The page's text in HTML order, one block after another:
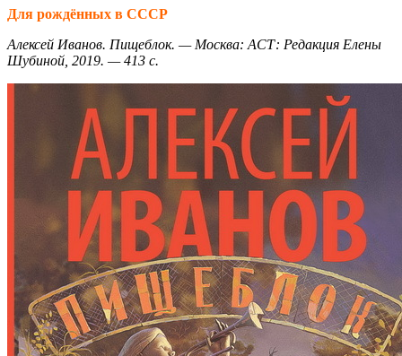
Для рождённых в СССР
Алексей Иванов. Пищеблок. — Москва: АСТ: Редакция Елены
Шубиной, 2019. — 413 с.